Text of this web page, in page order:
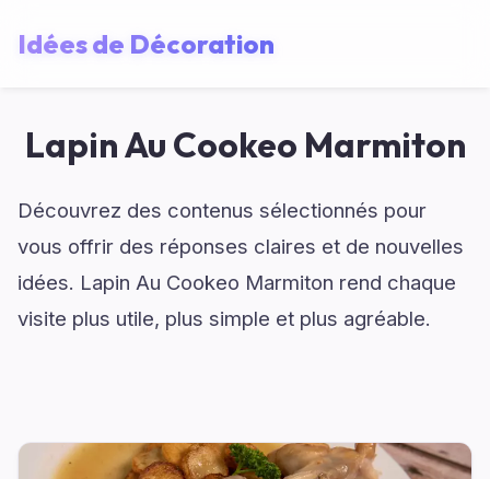
Idées de Décoration
Lapin Au Cookeo Marmiton
Découvrez des contenus sélectionnés pour
vous offrir des réponses claires et de nouvelles
idées. Lapin Au Cookeo Marmiton rend chaque
visite plus utile, plus simple et plus agréable.